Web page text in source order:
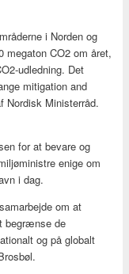
i Norden og
megaton CO2 om året,
udledning. Det
mitigation and
Nordisk Ministerråd.
for at bevare og
enige om
i dag.
om at
begrænse de
og på globalt